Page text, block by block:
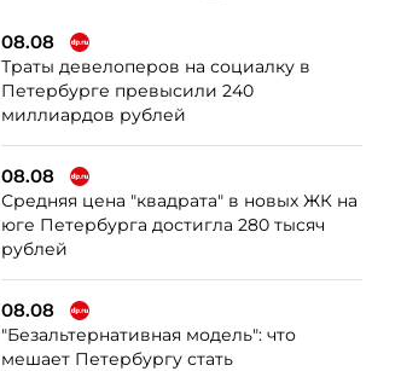
08.08
Траты девелоперов на социалку в
Петербурге превысили 240
миллиардов рублей
08.08
Средняя цена "квадрата" в новых ЖК на
юге Петербурга достигла 280 тысяч
рублей
08.08
"Безальтернативная модель": что
мешает Петербургу стать